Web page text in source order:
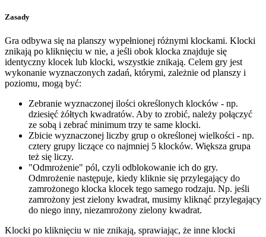
Zasady
Gra odbywa się na planszy wypełnionej różnymi klockami. Klocki
znikają po kliknięciu w nie, a jeśli obok klocka znajduje się
identyczny klocek lub klocki, wszystkie znikają. Celem gry jest
wykonanie wyznaczonych zadań, którymi, zależnie od planszy i
poziomu, mogą być:
Zebranie wyznaczonej ilości określonych klocków - np.
dziesięć żółtych kwadratów. Aby to zrobić, należy połączyć
ze sobą i zebrać minimum trzy te same klocki.
Zbicie wyznaczonej liczby grup o określonej wielkości - np.
cztery grupy liczące co najmniej 5 klocków. Większa grupa
też się liczy.
"Odmrożenie" pól, czyli odblokowanie ich do gry.
Odmrożenie następuje, kiedy kliknie się przylegający do
zamrożonego klocka klocek tego samego rodzaju. Np. jeśli
zamrożony jest zielony kwadrat, musimy kliknąć przylegający
do niego inny, niezamrożony zielony kwadrat.
Klocki po kliknięciu w nie znikają, sprawiając, że inne klocki